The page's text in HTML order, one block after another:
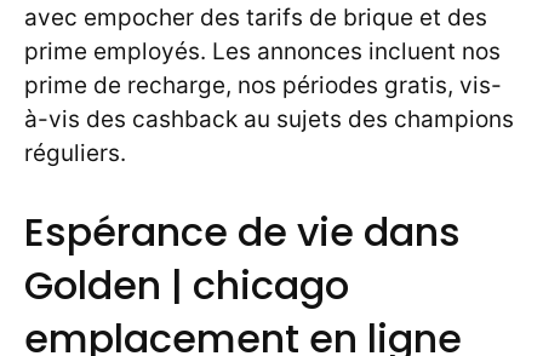
avec empocher des tarifs de brique et des
prime employés. Les annonces incluent nos
prime de recharge, nos périodes gratis, vis-
à-vis des cashback au sujets des champions
réguliers.
Espérance de vie dans
Golden | chicago
emplacement en ligne